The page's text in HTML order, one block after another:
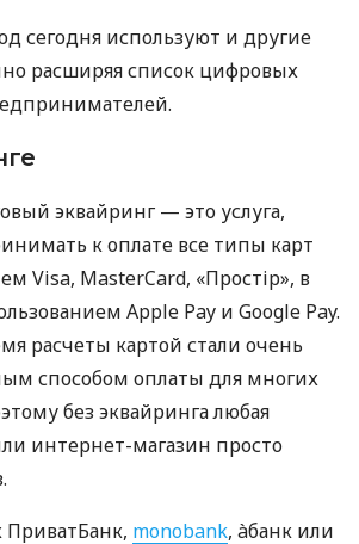
сегодня используют и другие
расширяя список цифровых
эквайринг — это услуга,
к оплате все типы карт
Visa, MasterCard, «Простір», в
Apple Pay и Google Pay.
расчеты картой стали очень
способом оплаты для многих
без эквайринга любая
интернет-магазин просто
ПриватБанк, monobank, àбанк или